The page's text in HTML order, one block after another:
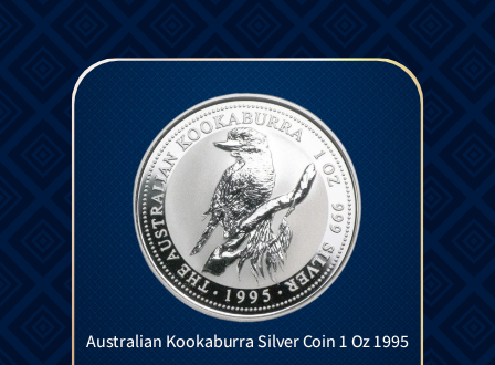
Australian Kookaburra Silver Coin 1 Oz 1995